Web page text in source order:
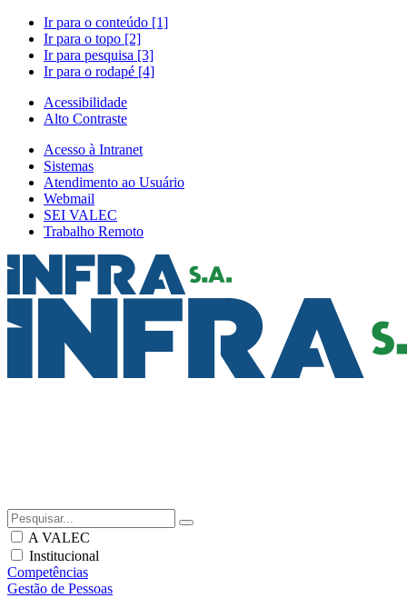
Ir para o conteúdo [1]
Ir para o topo [2]
Ir para pesquisa [3]
Ir para o rodapé [4]
Acessibilidade
Alto Contraste
Acesso à Intranet
Sistemas
Atendimento ao Usuário
Webmail
SEI VALEC
Trabalho Remoto
A VALEC
Institucional
Competências
Gestão de Pessoas